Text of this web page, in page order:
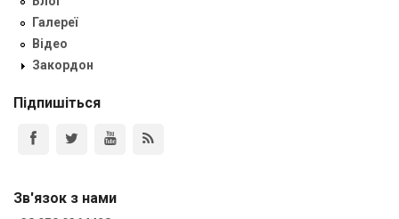
Галереї
Відео
Закордон
Підпишіться
Зв'язок з нами